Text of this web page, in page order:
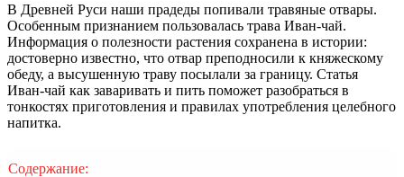
В Древней Руси наши прадеды попивали травяные отвары.
Особенным признанием пользовалась трава Иван-чай.
Информация о полезности растения сохранена в истории:
достоверно известно, что отвар преподносили к княжескому
обеду, а высушенную траву посылали за границу. Статья
Иван-чай как заваривать и пить поможет разобраться в
тонкостях приготовления и правилах употребления целебного
напитка.
Содержание: